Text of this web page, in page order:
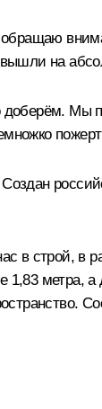
на
в строй, в
1,83